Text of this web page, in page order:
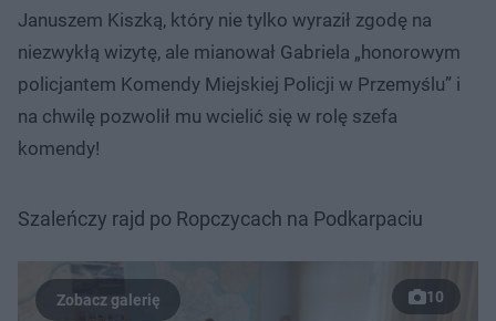
Januszem Kiszką, który nie tylko wyraził zgodę na
niezwykłą wizytę, ale mianował Gabriela „honorowym
policjantem Komendy Miejskiej Policji w Przemyślu” i
na chwilę pozwolił mu wcielić się w rolę szefa
komendy!
Szaleńczy rajd po Ropczycach na Podkarpaciu
Spróbuj ponownie
10